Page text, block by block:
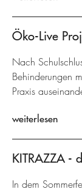
Öko-Live
Nach
Behinderungen
Praxis
weiterlesen
KITRAZZA -
In dem